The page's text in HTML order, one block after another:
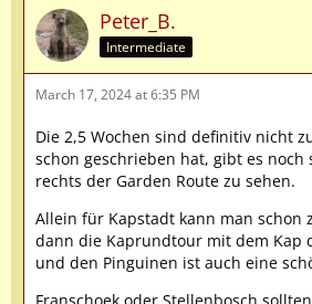
Peter_B.
Intermediate
March 17, 2024 at 6:35 PM
Die 2,5 Wochen sind definitiv nicht
schon geschrieben hat, gibt es noch
rechts der Garden Route zu sehen.
Allein für Kapstadt kann man schon
dann die Kaprundtour mit dem Kap
und den Pinguinen ist auch eine